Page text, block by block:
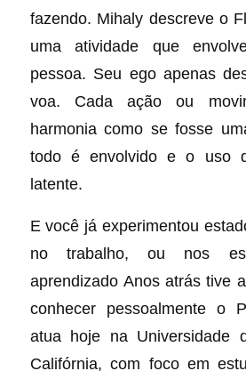
fazendo. Mihaly descreve o
uma atividade que
pessoa. Seu ego apenas
voa. Cada ação ou
harmonia como se fosse
todo é envolvido e o uso
latente.
E você já experimentou
no trabalho, ou nos
aprendizado Anos atrás tive
conhecer pessoalmente o
atua hoje na Universidade
Califórnia, com foco em